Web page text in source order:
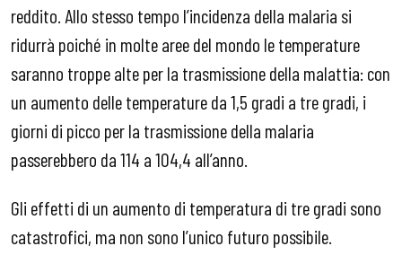
reddito. Allo stesso tempo l’incidenza della malaria si
ridurrà poiché in molte aree del mondo le temperature
saranno troppe alte per la trasmissione della malattia: con
un aumento delle temperature da 1,5 gradi a tre gradi, i
giorni di picco per la trasmissione della malaria
passerebbero da 114 a 104,4 all’anno.
Gli effetti di un aumento di temperatura di tre gradi sono
catastrofici, ma non sono l’unico futuro possibile.